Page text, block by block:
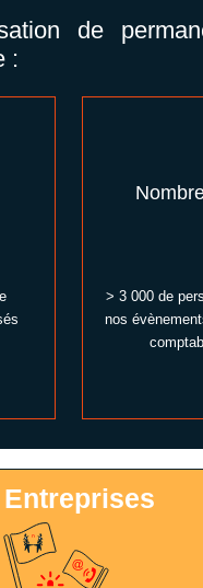
de
:
> 3 000 de
nos